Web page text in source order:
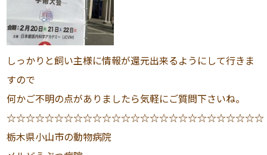
しっかりと飼い主様に情報が還元出来るようにして行きま
すので
何かご不明の点がありましたら気軽にご質問下さいね。
☆☆☆☆☆☆☆☆☆☆☆☆☆☆☆☆☆☆☆☆☆☆☆☆☆☆☆
栃木県小山市の動物病院